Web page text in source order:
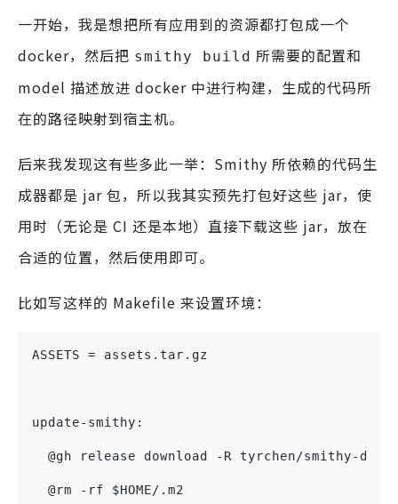
一开始，我是想把所有应用到的资源都打包成一个
docker，然后把 smithy build 所需要的配置和
model 描述放进 docker 中进行构建，生成的代码所
在的路径映射到宿主机。
后来我发现这有些多此一举：Smithy 所依赖的代码生
成器都是 jar 包，所以我其实预先打包好这些 jar，使
用时（无论是 CI 还是本地）直接下载这些 jar，放在
合适的位置，然后使用即可。
比如写这样的 Makefile 来设置环境：
ASSETS = assets.tar.gz
update-smithy:
@gh release download -R tyrchen/smithy-
  @rm -rf $HOME/.m2